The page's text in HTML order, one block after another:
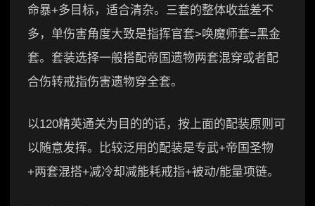
命暴+多目标，适合清杂。三套的整体收益差不
多，单伤害角度大致是指挥官套>唤魔师套=黑金
套。套装选择一般搭配帝国遗物两套混穿或者配
合伤转戒指伤害遗物穿全套。
以120精英通关为目的的话，按上面的配装原则可
以随意发挥。比较泛用的配装是专武+帝国圣物
+两套混搭+减冷却减能耗戒指+被动/能量项链。